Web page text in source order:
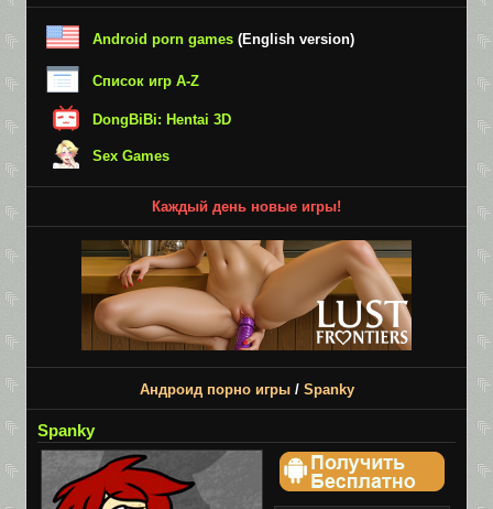
Android porn games (English version)
Список игр A-Z
DongBiBi: Hentai 3D
Sex Games
Каждый день новые игры!
Андроид порно игры/ Spanky
Spanky